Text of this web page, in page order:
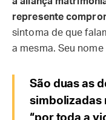
represente
sintoma de que
a mesma. Seu nome
São duas as
simbolizadas
“por toda a